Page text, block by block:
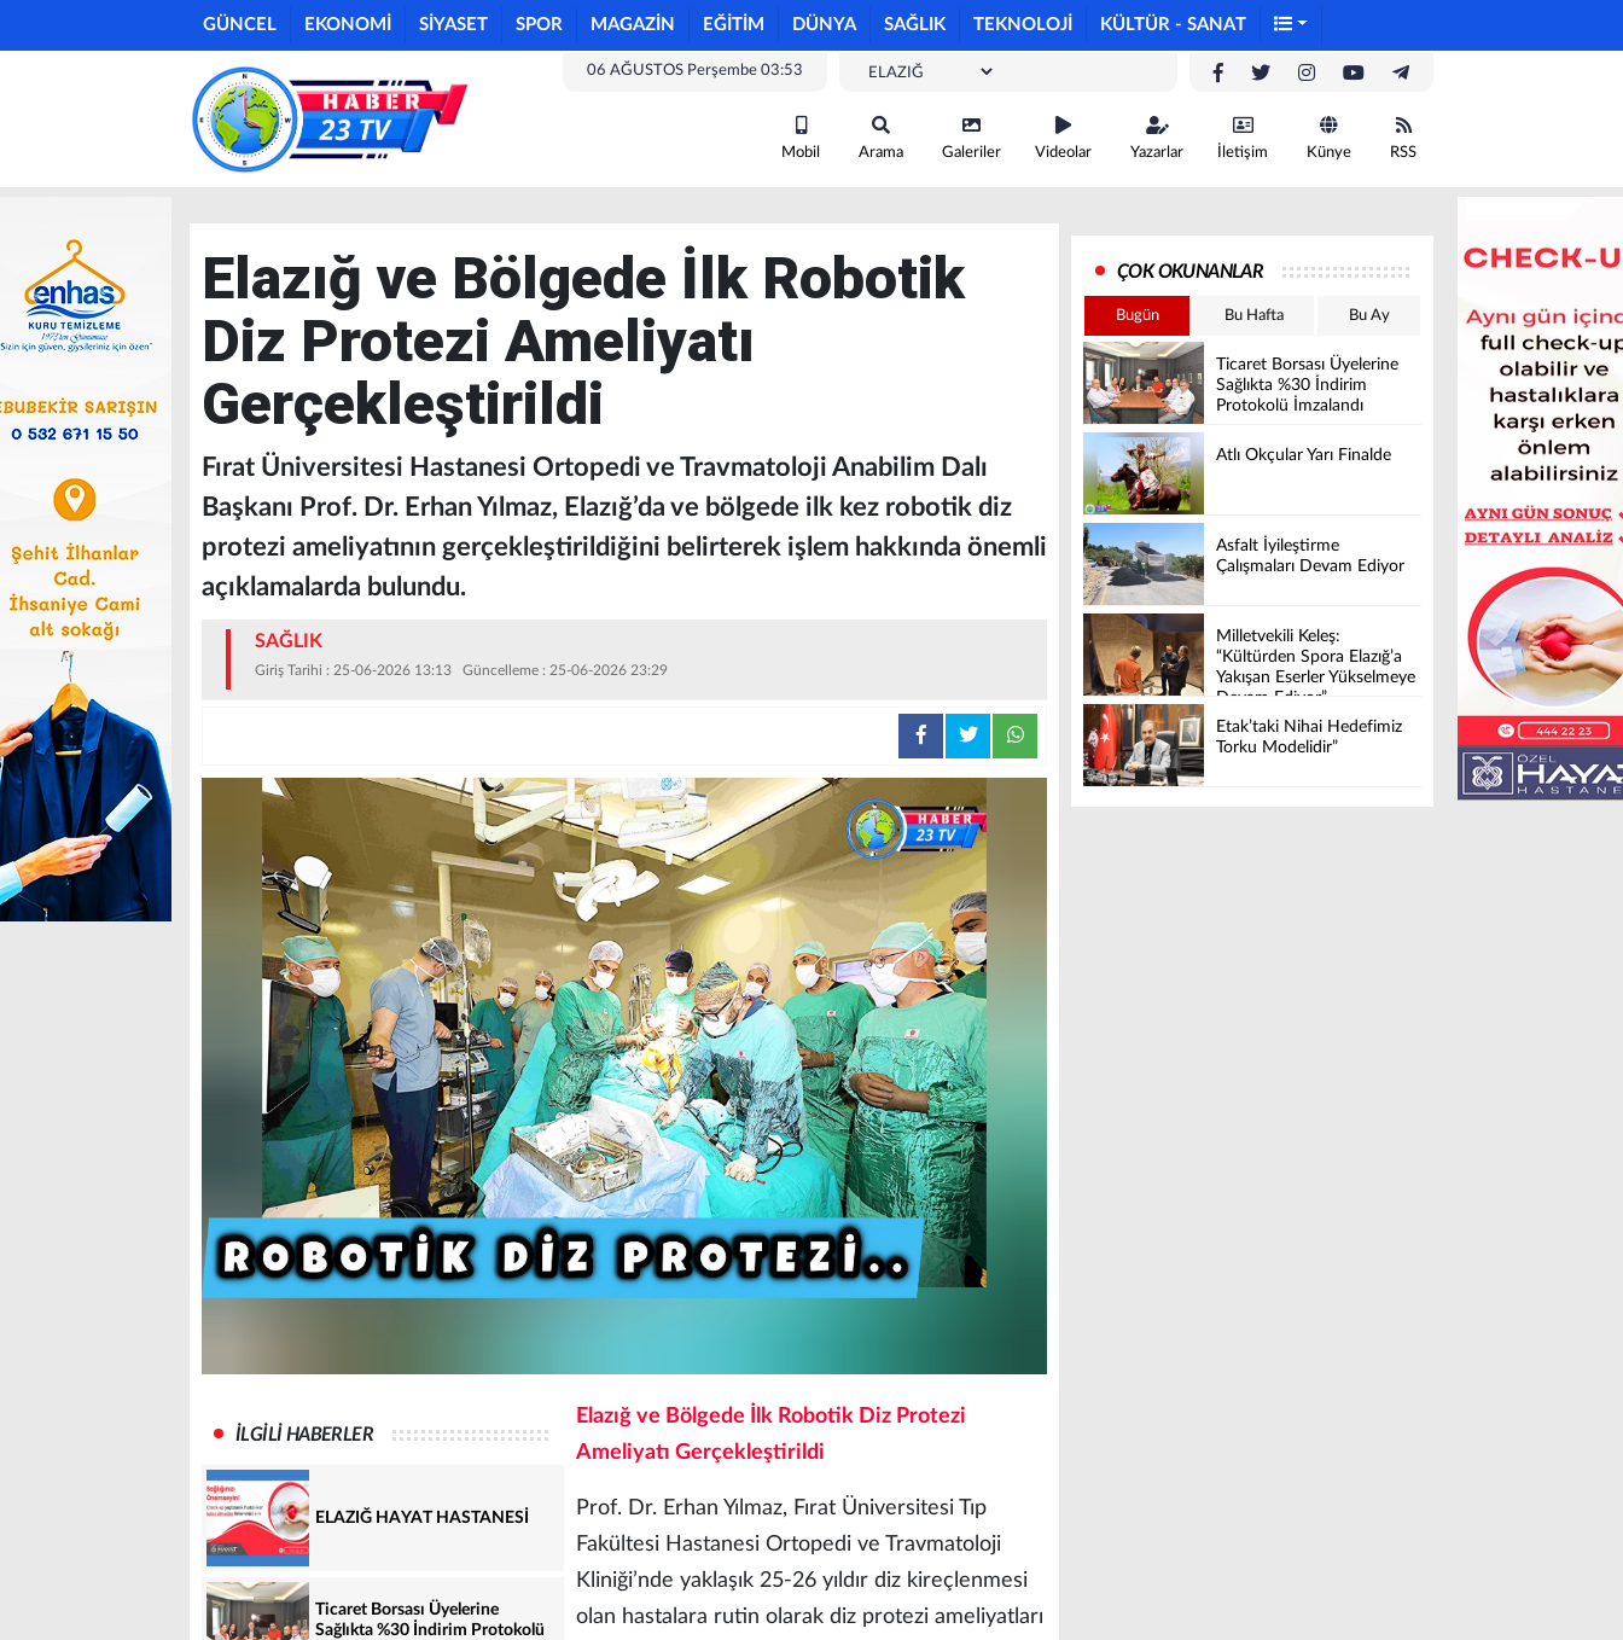
GÜNCEL EKONOMİ SİYASET SPOR MAGAZİN EĞİTİM DÜNYA SAĞLIK TEKNOLOJİ KÜLTÜR - SANAT
06 AĞUSTOS Perşembe 03:53
Mobil Arama Galeriler Videolar Yazarlar İletişim Künye RSS
Elazığ ve Bölgede İlk Robotik
Diz Protezi Ameliyatı
Gerçekleştirildi
Fırat Üniversitesi Hastanesi Ortopedi ve Travmatoloji Anabilim Dalı
Başkanı Prof. Dr. Erhan Yılmaz, Elazığ’da ve bölgede ilk kez robotik diz
protezi ameliyatının gerçekleştirildiğini belirterek işlem hakkında önemli
açıklamalarda bulundu.
SAĞLIK
Giriş Tarihi : 25-06-2026 13:13 Güncelleme : 25-06-2026 23:29
İLGİLİ HABERLER
ELAZIĞ HAYAT HASTANESİ
Ticaret Borsası Üyelerine
Sağlıkta %30 İndirim Protokolü
Elazığ ve Bölgede İlk Robotik Diz Protezi
Ameliyatı Gerçekleştirildi
Prof. Dr. Erhan Yılmaz, Fırat Üniversitesi Tıp
Fakültesi Hastanesi Ortopedi ve Travmatoloji
Kliniği’nde yaklaşık 25-26 yıldır diz kireçlenmesi
olan hastalara rutin olarak diz protezi ameliyatları
ÇOK OKUNANLAR
Bugün Bu Hafta Bu Ay
Ticaret Borsası Üyelerine
Sağlıkta %30 İndirim
Protokolü İmzalandı
Atlı Okçular Yarı Finalde
Asfalt İyileştirme
Çalışmaları Devam Ediyor
Milletvekili Keleş:
“Kültürden Spora Elazığ’a
Yakışan Eserler Yükselmeye
Devam Ediyor”
Etak’taki Nihai Hedefimiz
Torku Modelidir”